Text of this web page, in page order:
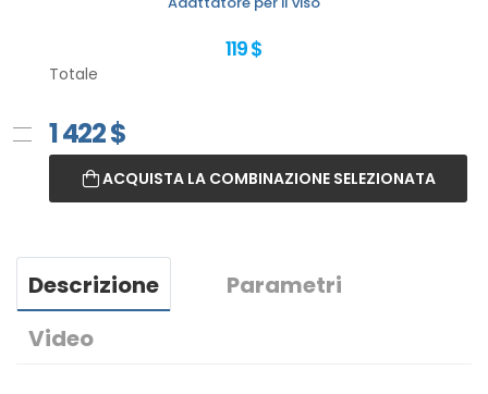
119 $
Totale
1 422$
ACQUISTA LA COMBINAZIONE SELEZIONATA
Descrizione
Parametri
Video